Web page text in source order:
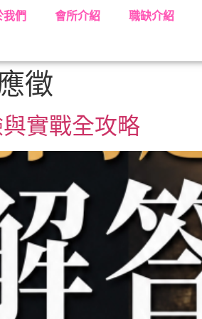
我們 會所介紹 職缺介紹
徵
實戰全攻略